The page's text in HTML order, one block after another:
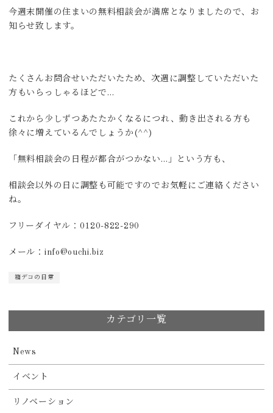
今週末開催の住まいの無料相談会が満席となりましたので、お
知らせ致します。
たくさんお問合せいただいたため、次週に調整していただいた
方もいらっしゃるほどで…
これから少しずつあたたかくなるにつれ、動き出される方も
徐々に増えているんでしょうか(^^)
「無料相談会の日程が都合がつかない…」という方も、
相談会以外の日に調整も可能ですのでお気軽にご連絡ください
ね。
フリーダイヤル：0120-822-290
メール：info@ouchi.biz
箱デコの日常
カテゴリ一覧
News
イベント
リノベーション